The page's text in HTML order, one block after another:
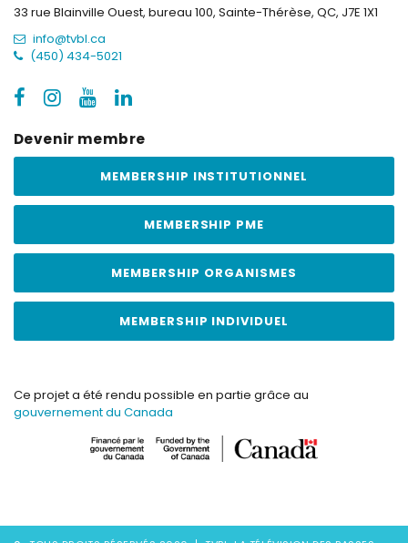
33 rue Blainville Ouest, bureau 100, Sainte-Thérèse, QC, J7E 1X1
info@tvbl.ca
(450) 434-5021
Devenir membre
MEMBERSHIP INSTITUTIONNEL
MEMBERSHIP PME
MEMBERSHIP ORGANISMES
MEMBERSHIP INDIVIDUEL
Ce projet a été rendu possible en partie grâce au
gouvernement du Canada